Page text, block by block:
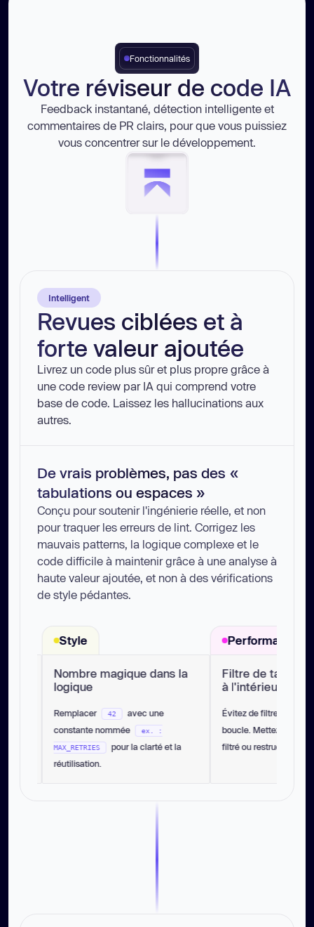
Fonctionnalités
Votre réviseur de code IA
Feedback instantané, détection intelligente et
commentaires de PR clairs, pour que vous puissiez
vous concentrer sur le développement.
Intelligent
Revues ciblées et à
forte valeur ajoutée
Livrez un code plus sûr et plus propre grâce à
une code review par IA qui comprend votre
base de code. Laissez les hallucinations aux
autres.
De vrais problèmes, pas des «
tabulations ou espaces »
Conçu pour soutenir l'ingénierie réelle, et non
pour traquer les erreurs de lint. Corrigez les
mauvais patterns, la logique complexe et le
code difficile à maintenir grâce à une analyse à
haute valeur ajoutée, et non à des vérifications
de style pédantes.
Style
Nombre magique dans la
logique
Remplacer 42
avec une
constante nommée
ex. :
MAX_RETRIES
pour la clarté et la
réutilisation.
Performance
Filtre de tableau
à l'intérieur d'une
Évitez de filtrer à l'intérieur
boucle. Mettez en cache le
filtré ou restructurez la